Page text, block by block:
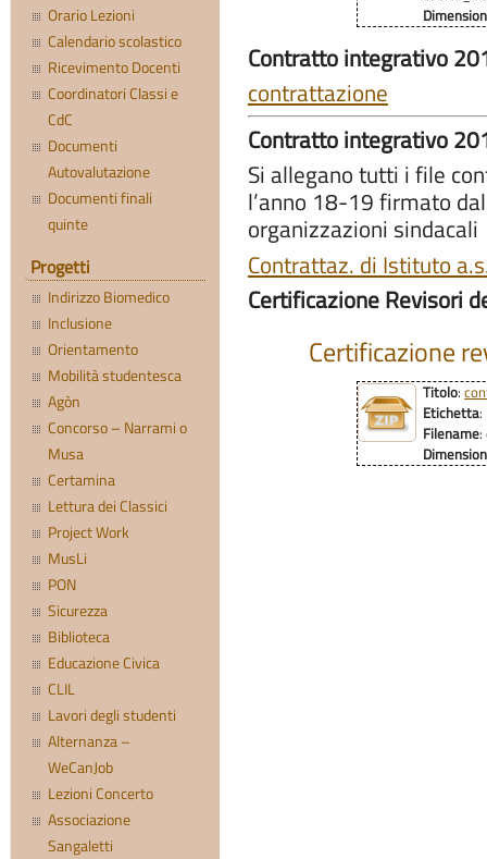
Orario Lezioni
Calendario scolastico
Ricevimento Docenti
Coordinatori Classi e
CdC
Documenti
Autovalutazione
Documenti finali
quinte
Progetti
Indirizzo Biomedico
Inclusione
Orientamento
Mobilità studentesca
Agòn
Concorso – Narrami o
Musa
Certamina
Lettura dei Classici
Project Work
MusLi
PON
Sicurezza
Biblioteca
Educazione Civica
CLIL
Lavori degli studenti
Alternanza –
WeCanJob
Lezioni Concerto
Associazione
Sangaletti
Contratto integrativo
contrattazione
Contratto integrativo
Si allegano tutti i file
l’anno 18-19 firmato
organizzazioni sindacali
Contrattaz. di Istituto
Certificazione Revisori
Certificazione
Titolo:
Etichetta:
Filename: